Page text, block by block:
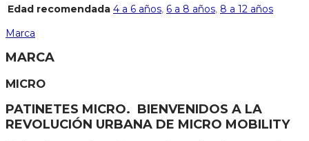
Edad recomendada 4 a 6 años, 6 a 8 años, 8 a 12 años
Marca
MARCA
MICRO
PATINETES MICRO. BIENVENIDOS A LA
REVOLUCIÓN URBANA DE MICRO MOBILITY